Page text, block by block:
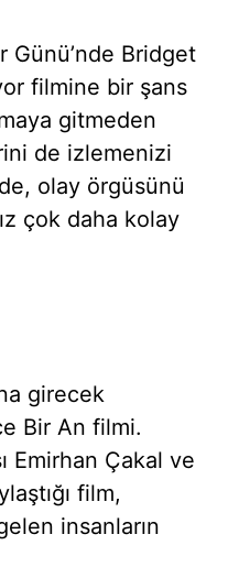
Günü’nde Bridget
filmine bir şans
gitmeden
de izlemenizi
olay örgüsünü
çok daha kolay
girecek
Bir An filmi.
Emirhan Çakal ve
film,
insanların